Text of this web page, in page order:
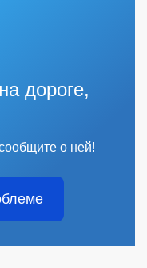
дороге,
о ней!